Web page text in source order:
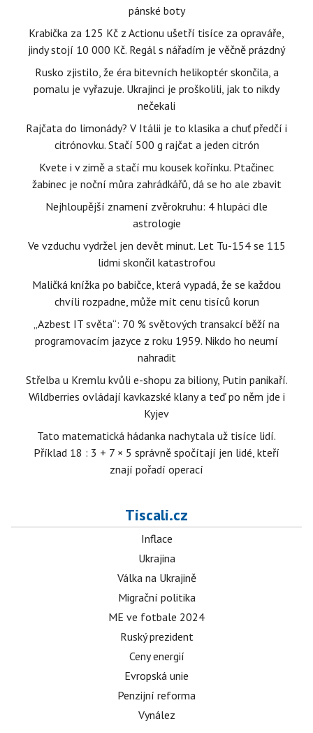
pánské boty
Krabička za 125 Kč z Actionu ušetří tisíce za opraváře,
jindy stojí 10 000 Kč. Regál s nářadím je věčně prázdný
Rusko zjistilo, že éra bitevních helikoptér skončila, a
pomalu je vyřazuje. Ukrajinci je proškolili, jak to nikdy
nečekali
Rajčata do limonády? V Itálii je to klasika a chuť předčí i
citrónovku. Stačí 500 g rajčat a jeden citrón
Kvete i v zimě a stačí mu kousek kořínku. Ptačinec
žabinec je noční můra zahrádkářů, dá se ho ale zbavit
Nejhloupější znamení zvěrokruhu: 4 hlupáci dle
astrologie
Ve vzduchu vydržel jen devět minut. Let Tu-154 se 115
lidmi skončil katastrofou
Maličká knížka po babičce, která vypadá, že se každou
chvíli rozpadne, může mít cenu tisíců korun
„Azbest IT světa“: 70 % světových transakcí běží na
programovacím jazyce z roku 1959. Nikdo ho neumí
nahradit
Střelba u Kremlu kvůli e-shopu za biliony, Putin panikaří.
Wildberries ovládají kavkazské klany a teď po něm jde i
Kyjev
Tato matematická hádanka nachytala už tisíce lidí.
Příklad 18 : 3 + 7 × 5 správně spočítají jen lidé, kteří
znají pořadí operací
Tiscali.cz
Inflace
Ukrajina
Válka na Ukrajině
Migrační politika
ME ve fotbale 2024
Ruský prezident
Ceny energií
Evropská unie
Penzijní reforma
Vynález